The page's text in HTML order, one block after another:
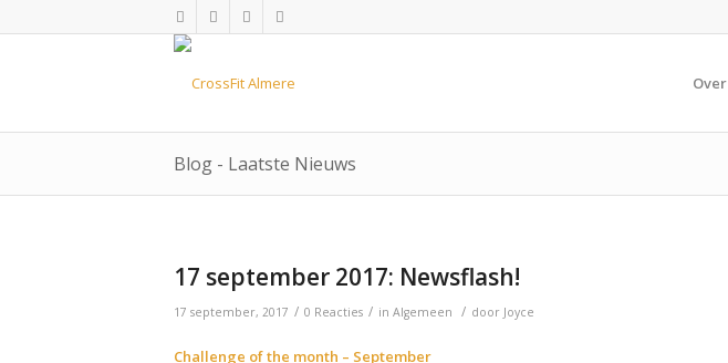
Over
Blog - Laatste Nieuws
17 september 2017: Newsflash!
17 september, 2017 / 0 Reacties / in Algemeen / door Joyce
Challenge of the month – September